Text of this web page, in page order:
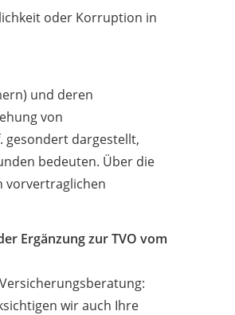
oder Korruption in
und deren
von
gesondert dargestellt,
bedeuten. Über die
vorvertraglichen
Ergänzung zur TVO vom
wir auch Ihre